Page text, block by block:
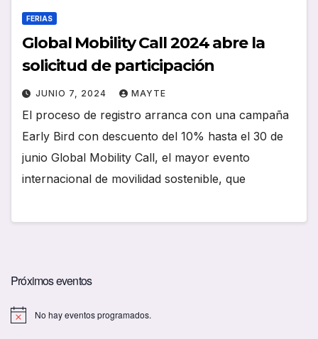
FERIAS
Global Mobility Call 2024 abre la
solicitud de participación
JUNIO 7, 2024 MAYTE
El proceso de registro arranca con una campaña
Early Bird con descuento del 10% hasta el 30 de
junio Global Mobility Call, el mayor evento
internacional de movilidad sostenible, que
Próximos eventos
No hay eventos programados.